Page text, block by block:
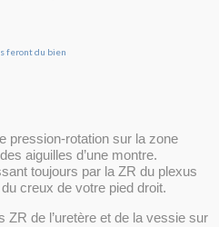
pression-rotation sur la zone
aiguilles d’une montre.
toujours par la ZR du plexus
creux de votre pied droit.
ZR de l’uretère et de la vessie sur